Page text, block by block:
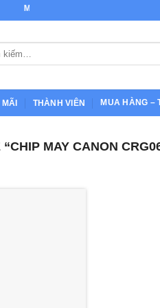
MỰC IN CỦA CHẤT LƯỢNG -
MÃI THÀNH VIÊN MUA HÀNG –
MAY CANON